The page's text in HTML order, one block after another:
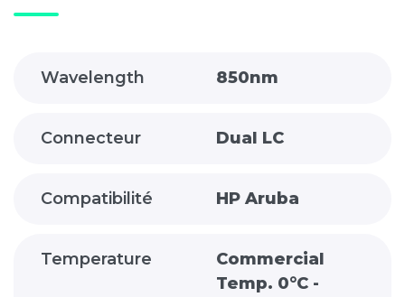
Wavelength 850nm
Connecteur Dual LC
Compatibilité HP Aruba
Temperature
Commercial
Temp. 0°C -